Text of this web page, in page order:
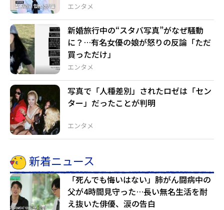
エンタメ
エンタメ
新婚旅行中の“スタバ写真”がなぜ騒動
に？…有名女優の娘が怒りの反論「ただ
買っただけ」
エンタメ
写真で「人種差別」されたロゼは「セン
ター」だったことが判明
新着ニュース
「死んでも悔いはない」肺がん闘病中の
父が4時間見守った…長い無名生活を耐
え抜いた俳優、涙の告白